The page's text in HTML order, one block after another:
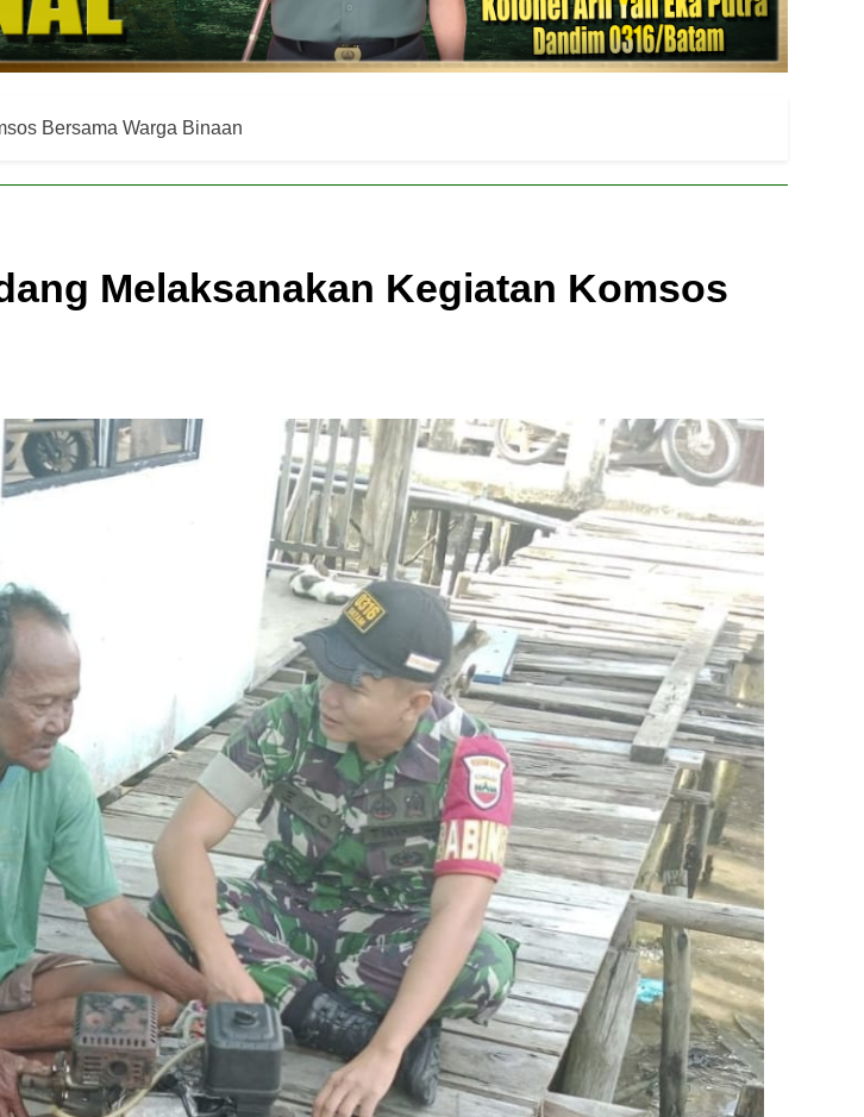
Bersama Warga Binaan
Melaksanakan Kegiatan Komsos